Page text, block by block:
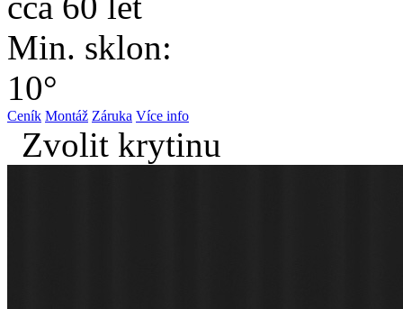
Min. sklon:
10°
Ceník Montáž Záruka Více info
Zvolit krytinu